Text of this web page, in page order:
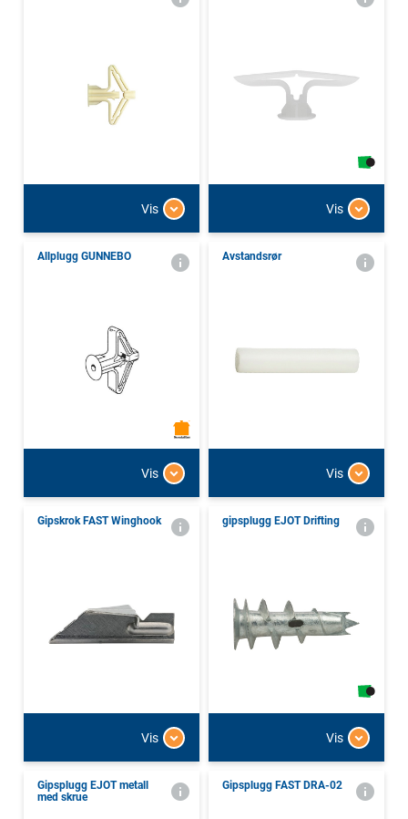
Vis Vis
Allplugg GUNNEBO
Vis
Avstandsrør
Vis
Gipskrok FAST Winghook
Vis
gipsplugg EJOT Drifting
Vis
Gipsplugg EJOT metall
med skrue
Gipsplugg FAST DRA-02